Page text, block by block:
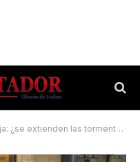
¿se extienden las tormentas?